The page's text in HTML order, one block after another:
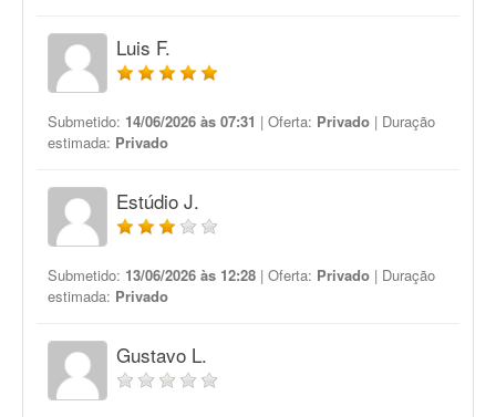
Luis F.
Submetido: 14/06/2026 às 07:31 | Oferta: Privado | Duração
estimada: Privado
Estúdio J.
Submetido: 13/06/2026 às 12:28 | Oferta: Privado | Duração
estimada: Privado
Gustavo L.